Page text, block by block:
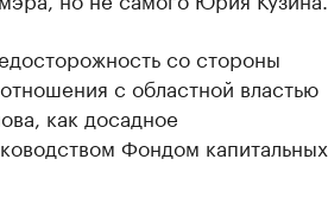
со стороны
с областной властью
как досадное
Фондом капитальных